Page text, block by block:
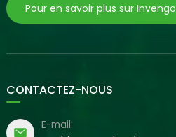
Pour en savoir plus sur Invengo
CONTACTEZ-NOUS
E-mail: